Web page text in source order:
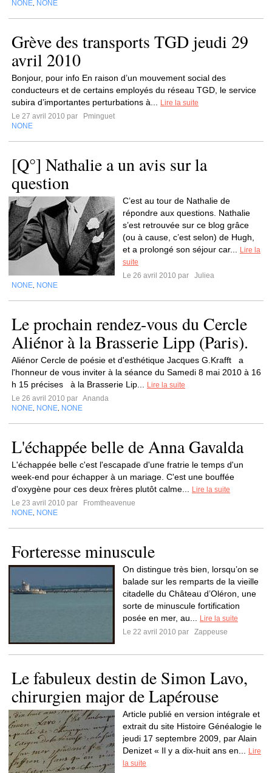
NONE NONE
Grève des transports TGD jeudi 29
avril 2010
Bonjour, pour info En raison d’un mouvement social des
conducteurs et de certains employés du réseau TGD, le service
subira d’importantes perturbations à...
Lire la suite
Le 27 avril 2010 par
Pminguet
NONE
[Q°] Nathalie a un avis sur la
question
C’est au tour de Nathalie de
répondre aux questions. Nathalie
s’est retrouvée sur ce blog grâce
(ou à cause, c’est selon) de Hugh,
et a prolongé son séjour car...
Lire la
suite
Le 26 avril 2010 par
Juliea
NONE NONE
Le prochain rendez-vous du Cercle
Aliénor à la Brasserie Lipp (Paris).
Aliénor Cercle de poésie et d'esthétique Jacques G.Krafft a
l'honneur de vous inviter à la séance du Samedi 8 mai 2010 à 16
h 15 précises à la Brasserie Lip...
Lire la suite
Le 26 avril 2010 par Ananda
NONE NONE NONE
L'échappée belle de Anna Gavalda
L'échappée belle c'est l'escapade d'une fratrie le temps d'un
week-end pour échapper à un mariage. C'est une bouffée
d'oxygène pour ces deux frères plutôt calme...
Lire la suite
Le 23 avril 2010 par
Fromtheavenue
NONE NONE
Forteresse minuscule
On distingue très bien, lorsqu’on se
balade sur les remparts de la vieille
citadelle du Château d’Oléron, une
sorte de minuscule fortification
posée en mer, au...
Lire la suite
Le 22 avril 2010 par
Zappeuse
Le fabuleux destin de Simon Lavo,
chirurgien major de Lapérouse
Article publié en version intégrale et
extrait du site Histoire Généalogie le
jeudi 17 septembre 2009, par Alain
Denizet « Il y a dix-huit ans en...
Lire
la suite